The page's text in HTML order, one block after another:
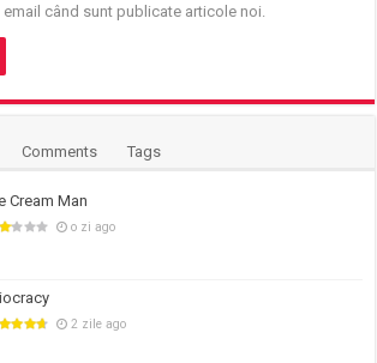
când sunt publicate articole noi.
Comments Tags
Cream Man
o zi ago
2 zile ago